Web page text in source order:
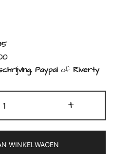
Paypal of Riverty
-
All
Things
+
WINKELWAGEN